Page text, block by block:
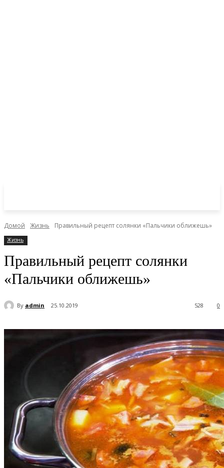
Домой Жизнь Правильный рецепт солянки «Пальчики оближешь»
Жизнь
Правильный рецепт солянки
«Пальчики оближешь»
By admin 25.10.2019 0
528